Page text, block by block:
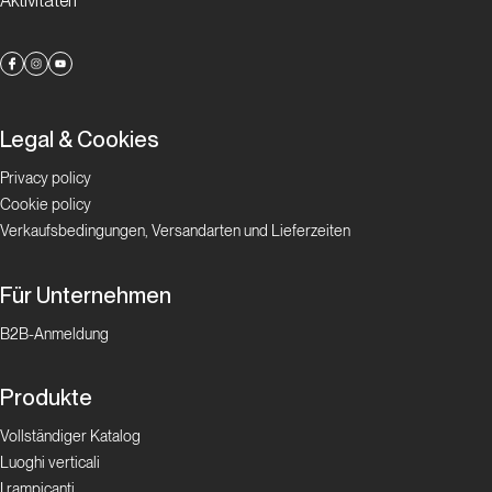
Legal & Cookies
Privacy policy
Cookie policy
Verkaufsbedingungen, Versandarten und Lieferzeiten
Für Unternehmen
B2B-Anmeldung
Produkte
Vollständiger Katalog
Luoghi verticali